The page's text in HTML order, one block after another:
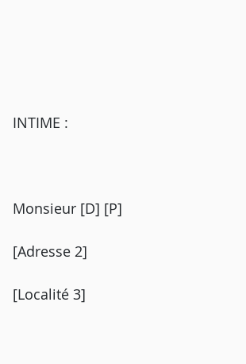
INTIME :
Monsieur [D] [P]
[Adresse 2]
[Localité 3]